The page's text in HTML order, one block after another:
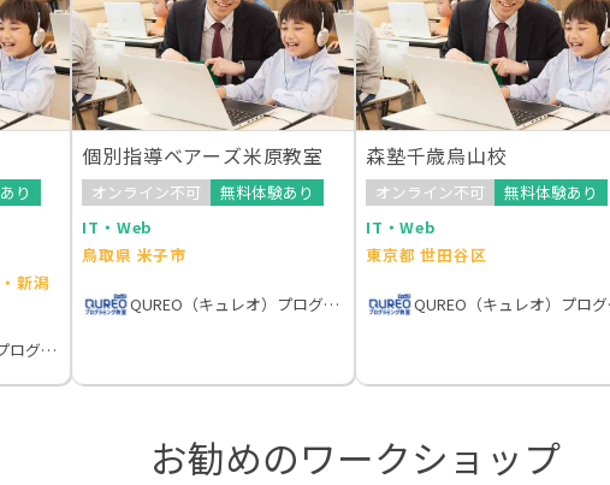
り
新潟
QUREO（キュレオ）プログラミング教室
個別指導ベアーズ米原教室
オンライン不可
無料体験あり
IT・Web
鳥取県 米子市
QUREO（キュレオ）プログラミング教室
森塾千歳烏山校
オンライン不可
無料体験あり
IT・Web
東京都 世田谷区
お勧めのワークショップ